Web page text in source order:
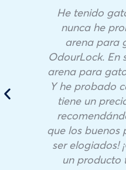
He tenido
nunca he
arena para
OdourLock. En
arena para
Y he probado
tiene un
que los buenos
ser elogiados!
un producto